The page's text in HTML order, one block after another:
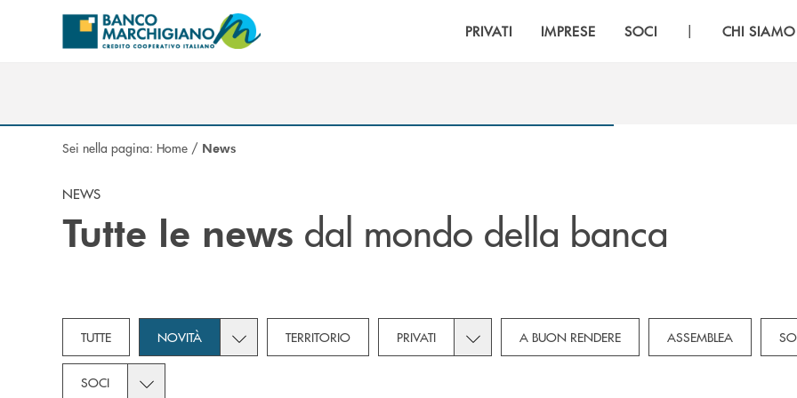
Salta al contenuto principale
PRIVATI IMPRESE SOCI | CHI SIAMO
Sei nella pagina: Home / News
NEWS
Tutte le news dal mondo della banca
TUTTE NOVITÀ Toggle subcategories dropdown for Novità
TERRITORIO PRIVATI Toggle subcategories dropdown for Privati
A BUON RENDERE ASSEMBLEA
SOCI Toggle subcategories dropdown for Soci